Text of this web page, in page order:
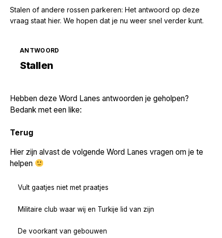
Stalen of andere rossen parkeren: Het antwoord op deze
vraag staat hier. We hopen dat je nu weer snel verder kunt.
ANTWOORD
Stallen
Hebben deze Word Lanes antwoorden je geholpen?
Bedank met een like:
Terug
Hier zijn alvast de volgende Word Lanes vragen om je te
helpen
Vult gaatjes niet met praatjes
Militaire club waar wij en Turkije lid van zijn
De voorkant van gebouwen